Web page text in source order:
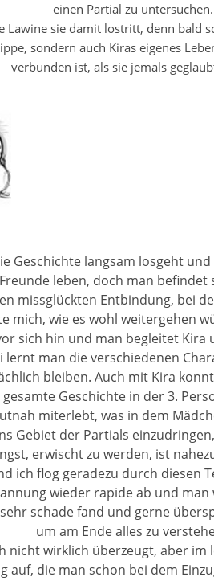
einen Partial zu untersuchen.
Lawine sie damit lostritt, denn bald
sondern auch Kiras eigenes
verbunden ist, als sie jemals
Geschichte langsam losgeht
leben, doch man
missglückten Entbindung, bei
mich, wie es wohl weitergehen
sich hin und man begleitet
lernt man die verschiedenen
bleiben. Auch mit Kira
Geschichte in der 3.
miterlebt, was in dem
Gebiet der Partials
erwischt zu werden, ist
ich flog geradezu durch diesen
wieder rapide ab und
schade fand und gerne
um am Ende alles zu
nicht wirklich überzeugt, aber
auf, die man schon bei dem